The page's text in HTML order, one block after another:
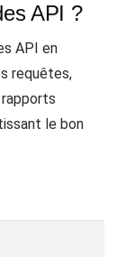
API ?
API en
requêtes,
le bon